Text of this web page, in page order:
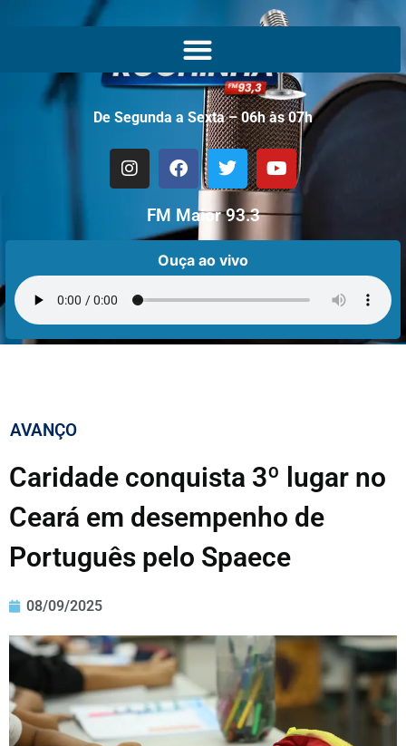
De Segunda a Sexta – 06h às 07h
FM Maior 93.3
Ouça ao vivo
AVANÇO
Caridade conquista 3º lugar no
Ceará em desempenho de
Português pelo Spaece
08/09/2025